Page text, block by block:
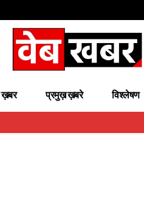
ख़बर प्रमुख़ ख़बरे विश्लेषण